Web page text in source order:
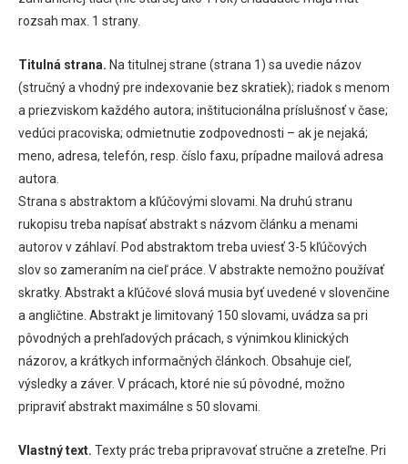
rozsah max. 1 strany.
Titulná strana. Na titulnej strane (strana 1) sa uvedie názov
(stručný a vhodný pre indexovanie bez skratiek); riadok s menom
a priezviskom každého autora; inštitucionálna príslušnosť v čase;
vedúci pracoviska; odmietnutie zodpovednosti – ak je nejaká;
meno, adresa, telefón, resp. číslo faxu, prípadne mailová adresa
autora.
Strana s abstraktom a kľúčovými slovami. Na druhú stranu
rukopisu treba napísať abstrakt s názvom článku a menami
autorov v záhlaví. Pod abstraktom treba uviesť 3-5 kľúčových
slov so zameraním na cieľ práce. V abstrakte nemožno používať
skratky. Abstrakt a kľúčové slová musia byť uvedené v slovenčine
a angličtine. Abstrakt je limitovaný 150 slovami, uvádza sa pri
pôvodných a prehľadových prácach, s výnimkou klinických
názorov, a krátkych informačných článkoch. Obsahuje cieľ,
výsledky a záver. V prácach, ktoré nie sú pôvodné, možno
pripraviť abstrakt maximálne s 50 slovami.
Vlastný text. Texty prác treba pripravovať stručne a zreteľne. Pri